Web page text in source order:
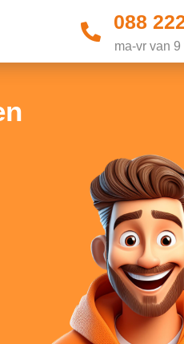
088
ma-vr van 9